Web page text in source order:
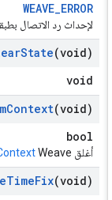
WEAVE_ERROR
لإحداث رد الاتصال
State(void)
void
Context(void)
bool
أغلقWeave
TimeFix(void)